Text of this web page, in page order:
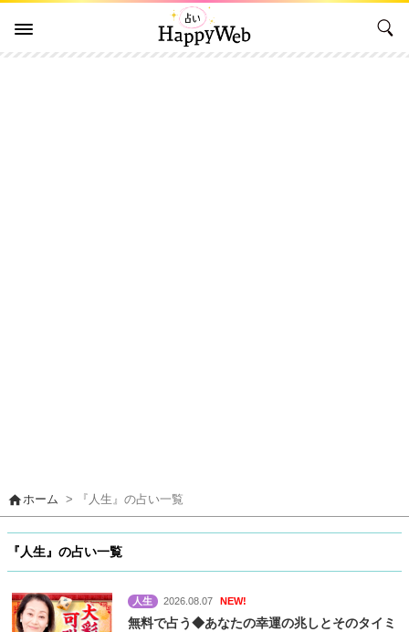
homeホーム > 『人生』の占い一覧
『人生』の占い一覧
人生 2026.08.07 NEW!
無料で占う◆あなたの幸運の兆しとそのタイミ